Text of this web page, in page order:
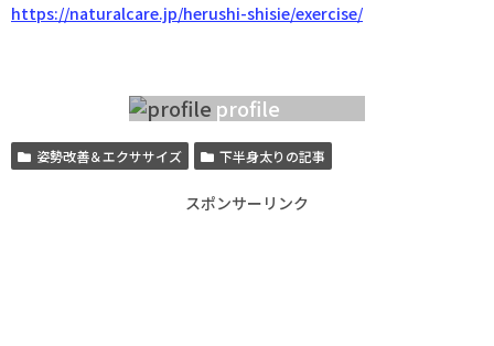
https://naturalcare.jp/herushi-shisie/exercise/
profile
姿勢改善＆エクササイズ 下半身太りの記事
スポンサーリンク